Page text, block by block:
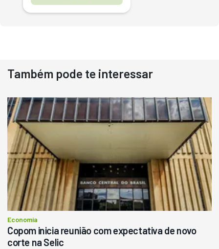
Destaque
Usado
Pá Carregadeira Cat 966
Ano 1987
R$ 145.000
Consultar
Também pode te interessar
Economia
Copom inicia reunião com expectativa de novo
corte na Selic